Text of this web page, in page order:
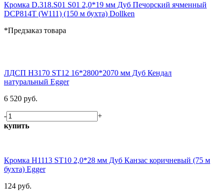
Кромка D.318.S01 S01 2,0*19 мм Дуб Печорский ячменный
DCP814T (W111) (150 м бухта) Dollken
*Предзаказ товара
ЛДСП H3170 ST12 16*2800*2070 мм Дуб Кендал
натуральный Egger
6 520 руб.
-
+
купить
Кромка H1113 ST10 2,0*28 мм Дуб Канзас коричневый (75 м
бухта) Egger
124 руб.